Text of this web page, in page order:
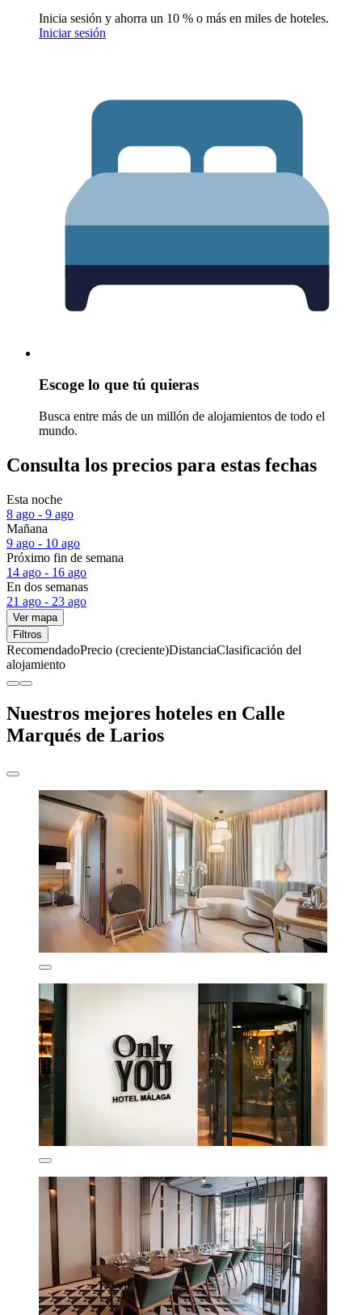
Inicia sesión y ahorra un 10 % o más en miles de hoteles.
Iniciar sesión
Escoge lo que tú quieras
Busca entre más de un millón de alojamientos de todo el
mundo.
Consulta los precios para estas fechas
Esta noche
8 ago - 9 ago
Mañana
9 ago - 10 ago
Próximo fin de semana
14 ago - 16 ago
En dos semanas
21 ago - 23 ago
Ver mapa
Filtros
RecomendadoPrecio (creciente)DistanciaClasificación del
alojamiento
Nuestros mejores hoteles en Calle
Marqués de Larios